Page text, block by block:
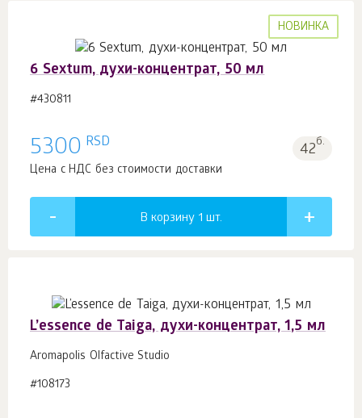
НОВИНКА
6 Sextum, духи-концентрат, 50 мл
#430811
5300 RSD 42б.
Цена с НДС без стоимости доставки
В корзину 1 шт.
L’essence de Taiga, духи-концентрат, 1,5 мл
Aromapolis Olfactive Studio
#108173